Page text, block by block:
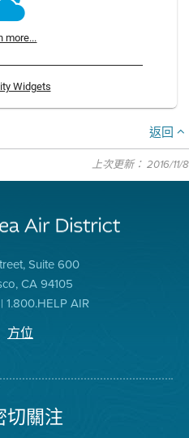
more...
Widgets
返回
上次更新： 2016/11/8
Suite 600
CA 94105
1.800.HELP AIR
方位
切關注